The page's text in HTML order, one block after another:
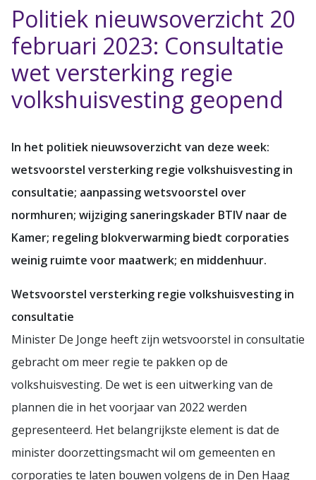
Politiek nieuwsoverzicht 20
februari 2023: Consultatie
wet versterking regie
volkshuisvesting geopend
In het politiek nieuwsoverzicht van deze week:
wetsvoorstel versterking regie volkshuisvesting in
consultatie; aanpassing wetsvoorstel over
normhuren; wijziging saneringskader BTIV naar de
Kamer; regeling blokverwarming biedt corporaties
weinig ruimte voor maatwerk; en middenhuur.
Wetsvoorstel versterking regie volkshuisvesting in
consultatie
Minister De Jonge heeft zijn wetsvoorstel in consultatie
gebracht om meer regie te pakken op de
volkshuisvesting. De wet is een uitwerking van de
plannen die in het voorjaar van 2022 werden
gepresenteerd. Het belangrijkste element is dat de
minister doorzettingsmacht wil om gemeenten en
corporaties te laten bouwen volgens de in Den Haag